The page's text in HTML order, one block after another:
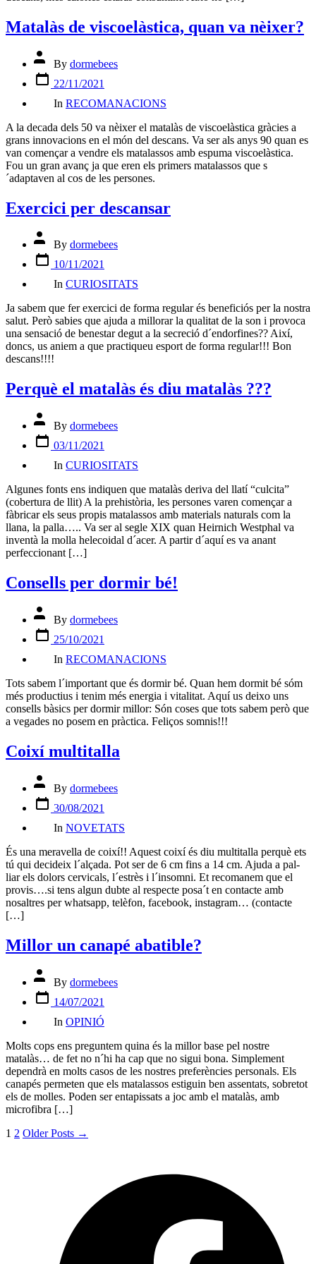
Matalàs de viscoelàstica, quan va nèixer?
Post
authorBy dormebees
Post
date 22/11/2021
In RECOMANACIONS
A la decada dels 50 va nèixer el matalàs de viscoelàstica gràcies a
grans innovacions en el món del descans. Va ser als anys 90 quan es
van començar a vendre els matalassos amb espuma viscoelàstica.
Fou un gran avanç ja que eren els primers matalassos que s
´adaptaven al cos de les persones.
Exercici per descansar
Post
authorBy dormebees
Post
date 10/11/2021
In CURIOSITATS
Ja sabem que fer exercici de forma regular és beneficiós per la nostra
salut. Però sabies que ajuda a millorar la qualitat de la son i provoca
una sensació de benestar degut a la secreció d´endorfines?? Així,
doncs, us aniem a que practiqueu esport de forma regular!!! Bon
descans!!!!
Perquè el matalàs és diu matalàs ???
Post
authorBy dormebees
Post
date03/11/2021
In CURIOSITATS
Algunes fonts ens indiquen que matalàs deriva del llatí “culcita”
(cobertura de llit) A la prehistòria, les persones varen començar a
fàbricar els seus propis matalassos amb materials naturals com la
llana, la palla….. Va ser al segle XIX quan Heirnich Westphal va
inventà la molla helecoidal d´acer. A partir d´aquí es va anant
perfeccionant […]
Consells per dormir bé!
Post
authorBy dormebees
Post
date 25/10/2021
In RECOMANACIONS
Tots sabem l´important que és dormir bé. Quan hem dormit bé sóm
més productius i tenim més energia i vitalitat. Aquí us deixo uns
consells bàsics per dormir millor: Són coses que tots sabem però que
a vegades no posem en pràctica. Feliços somnis!!!
Coixí multitalla
Post
authorBy dormebees
Post
date30/08/2021
In NOVETATS
És una meravella de coixí!! Aquest coixí és diu multitalla perquè ets
tú qui decideix l´alçada. Pot ser de 6 cm fins a 14 cm. Ajuda a pal-
liar els dolors cervicals, l´estrès i l´insomni. Et recomanem que el
provis….si tens algun dubte al respecte posa´t en contacte amb
nosaltres per whatsapp, telèfon, facebook, instagram… (contacte
[…]
Millor un canapé abatible?
Post
authorBy dormebees
Post
date 14/07/2021
In OPINIÓ
Molts cops ens preguntem quina és la millor base pel nostre
matalàs… de fet no n´hi ha cap que no sigui bona. Simplement
dependrà en molts casos de les nostres preferències personals. Els
canapés permeten que els matalassos estiguin ben assentats, sobretot
els de molles. Poden ser entapissats a joc amb el matalàs, amb
microfibra […]
Paginació
1 2 OlderPosts →